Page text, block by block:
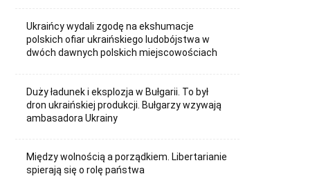
Ukraińcy wydali zgodę na ekshumacje
polskich ofiar ukraińskiego ludobójstwa w
dwóch dawnych polskich miejscowościach
Duży ładunek i eksplozja w Bułgarii. To był
dron ukraińskiej produkcji. Bułgarzy wzywają
ambasadora Ukrainy
Między wolnością a porządkiem. Libertarianie
spierają się o rolę państwa